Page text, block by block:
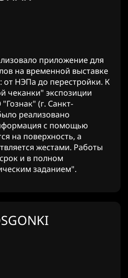
приложение для
временной выставке
от НЭПа до перестройки. К
чеканки" экспозиции
реализовано
с помощью
а
жестами. Работы
и в полном
заданием".